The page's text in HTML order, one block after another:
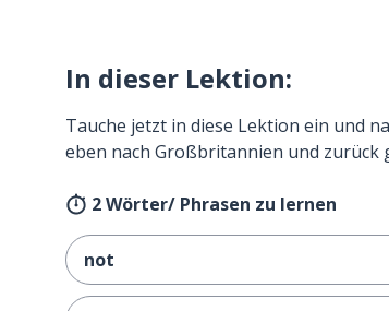
In dieser Lektion:
Tauche jetzt in diese Lektion ein und
eben nach Großbritannien und zurück
2 Wörter/ Phrasen zu lernen
not